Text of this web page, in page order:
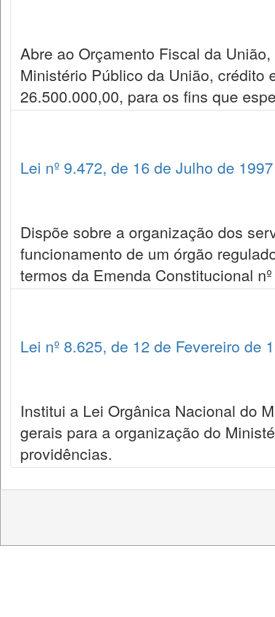
Abre ao Orçamento Fiscal da
Ministério Público da União, crédito
26.500.000,00, para os fins que
Lei nº 9.472, de 16 de Julho de 1997
Dispõe sobre a organização dos
funcionamento de um órgão
termos da Emenda Constitucional
Lei nº 8.625, de 12 de Fevereiro de
Institui a Lei Orgânica Nacional do
gerais para a organização do
providências.